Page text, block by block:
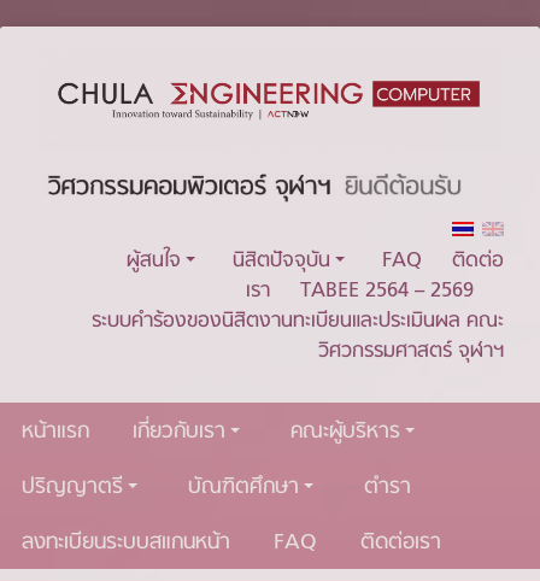
ผู้สนใจ นิสิตปัจจุบัน FAQ
ติดต่อ
เรา
TABEE 2564 – 2569
ระบบคำร้องของนิสิตงานทะเบียนและประเมินผล คณะ
วิศวกรรมศาสตร์ จุฬาฯ
หน้าแรก เกี่ยวกับเรา
คณะผู้บริหาร
ปริญญาตรี
บัณฑิตศึกษา
ตำรา
ลงทะเบียนระบบสแกนหน้า
FAQ ติดต่อเรา